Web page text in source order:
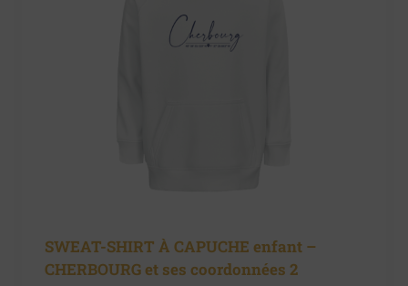
SWEAT-SHIRT À CAPUCHE enfant –
CHERBOURG et ses coordonnées 2